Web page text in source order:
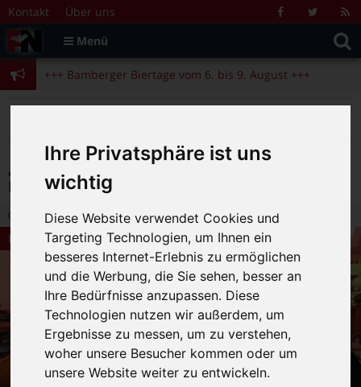
Ihre Privatsphäre ist uns
wichtig
Diese Website verwendet Cookies und
Targeting Technologien, um Ihnen ein
besseres Internet-Erlebnis zu ermöglichen
und die Werbung, die Sie sehen, besser an
Ihre Bedürfnisse anzupassen. Diese
Technologien nutzen wir außerdem, um
Ergebnisse zu messen, um zu verstehen,
woher unsere Besucher kommen oder um
unsere Website weiter zu entwickeln.
Zum Inhalt springen
Kontakt Über uns FacebookTwitter
Menü
Suche
nach:
+++ Bamberger Biertage vom 6. bis 9. August +++
+++ Blues- und Jazzfestival vom 31.7. bis 9.8. +++
+++ Bamberger Biertage vom 6. bis 9. August +++
+++ Blues- und Jazzfestival vom 31.7. bis 9.8. +++
> >
>
„Der Vorname“ ab 18.09. in
Bamberg/Turnhalle Theresianum
31.08.2015 16:52 | FN-Redaktion |
0
Bamberg Live